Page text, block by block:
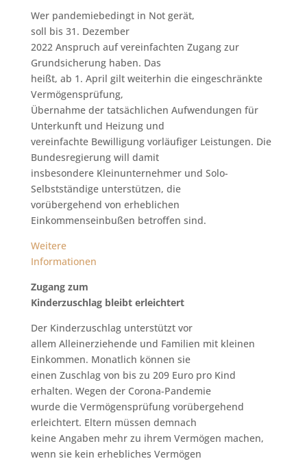
Wer pandemiebedingt in Not gerät,
soll bis 31. Dezember
2022 Anspruch auf vereinfachten Zugang zur
Grundsicherung haben. Das
heißt, ab 1. April gilt weiterhin die eingeschränkte
Vermögensprüfung,
Übernahme der tatsächlichen Aufwendungen für
Unterkunft und Heizung und
vereinfachte Bewilligung vorläufiger Leistungen. Die
Bundesregierung will damit
insbesondere Kleinunternehmer und Solo-
Selbstständige unterstützen, die
vorübergehend von erheblichen
Einkommenseinbußen betroffen sind.
Weitere
Informationen
Zugang zum
Kinderzuschlag bleibt erleichtert
Der Kinderzuschlag unterstützt vor
allem Alleinerziehende und Familien mit kleinen
Einkommen. Monatlich können sie
einen Zuschlag von bis zu 209 Euro pro Kind
erhalten. Wegen der Corona-Pandemie
wurde die Vermögensprüfung vorübergehend
erleichtert. Eltern müssen demnach
keine Angaben mehr zu ihrem Vermögen machen,
wenn sie kein erhebliches Vermögen